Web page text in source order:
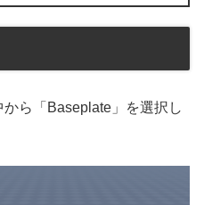
から「Baseplate」を選択し